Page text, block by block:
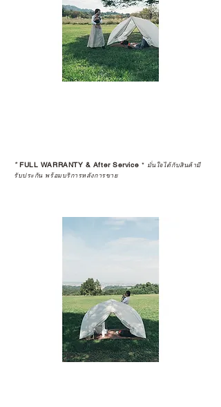
*FULL WARRANTY & After Service * มั่นใจได้กับสินค้ามี
รับประกัน พร้อมบริการหลังการขาย